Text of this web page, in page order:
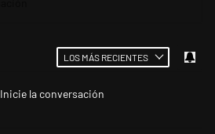
LOS MÁS RECIENTES
Inicie la conversación